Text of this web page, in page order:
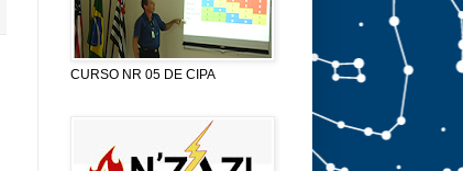
CURSO NR 05 DE CIPA